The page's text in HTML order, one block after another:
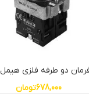
دو طرفه فلزی هیمل
678,000تومان